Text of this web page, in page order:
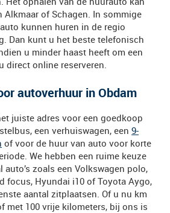
of Schagen. In sommige
kunnen huren in de regio
Dan kunt u het beste telefonisch
u minder haast heeft om een
direct online reserveren.
autoverhuur in Obdam
juiste adres voor een goedkoop
een verhuiswagen, een 9-
of voor de huur van auto voor korte
We hebben een ruime keuze
auto’s zoals een Volkswagen polo,
focus, Hyundai i10 of Toyota Aygo,
aantal zitplaatsen. Of u nu km
met 100 vrije kilometers, bij ons is